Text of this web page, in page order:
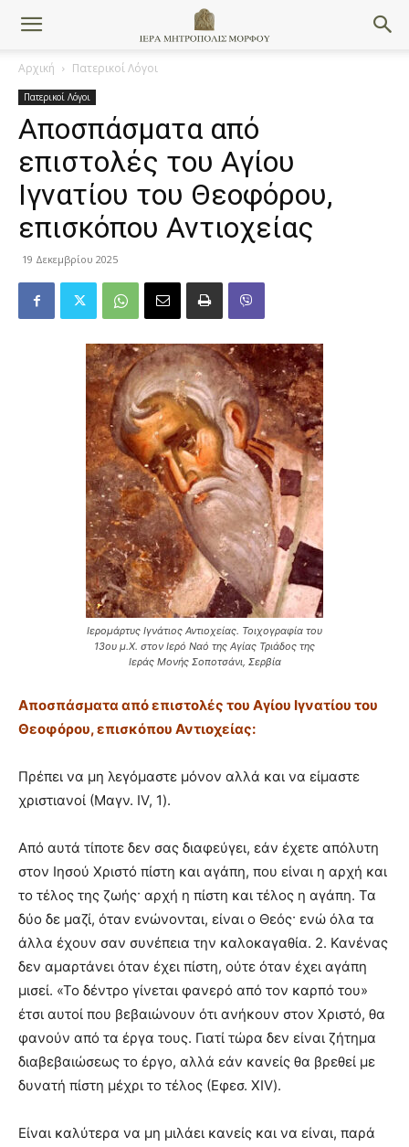
Αρχική Πατερικοί Λόγοι
Πατερικοί Λόγοι
Αποσπάσματα από
επιστολές του Αγίου
Ιγνατίου του Θεοφόρου,
επισκόπου Αντιοχείας
19 Δεκεμβρίου 2025
Ιερομάρτυς Ιγνάτιος Αντιοχείας. Τοιχογραφία του
13ου μ.Χ. στον Ιερό Ναό της Αγίας Τριάδος της
Ιεράς Μονής Σοποτσάνι, Σερβία
Αποσπάσματα από επιστολές του Αγίου Ιγνατίου του
Θεοφόρου, επισκόπου Αντιοχείας:
Πρέπει να μη λεγόμαστε μόνον αλλά και να είμαστε
χριστιανοί (Μαγν. IV, 1).
Από αυτά τίποτε δεν σας διαφεύγει, εάν έχετε απόλυτη
στον Ιησού Χριστό πίστη και αγάπη, που είναι η αρχή και
το τέλος της ζωής· αρχή η πίστη και τέλος η αγάπη. Τα
δύο δε μαζί, όταν ενώνονται, είναι ο Θεός· ενώ όλα τα
άλλα έχουν σαν συνέπεια την καλοκαγαθία. 2. Κανένας
δεν αμαρτάνει όταν έχει πίστη, ούτε όταν έχει αγάπη
μισεί. «Το δέντρο γίνεται φανερό από τον καρπό του»
έτσι αυτοί που βεβαιώνουν ότι ανήκουν στον Χριστό, θα
φανούν από τα έργα τους. Γιατί τώρα δεν είναι ζήτημα
διαβεβαιώσεως το έργο, αλλά εάν κανείς θα βρεθεί με
δυνατή πίστη μέχρι το τέλος (Εφεσ. XIV).
Είναι καλύτερα να μη μιλάει κανείς και να είναι, παρά